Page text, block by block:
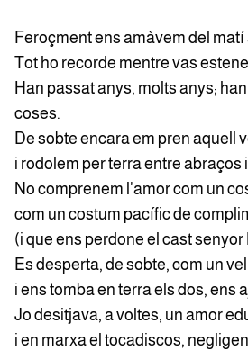
Feroçment ens amàvem del matí
Tot ho recorde mentre vas
Han passat anys, molts anys;
coses.
De sobte encara em pren aquell
i rodolem per terra entre abraços
No comprenem l'amor com un
com un costum pacífic de
(i que ens perdone el cast
Es desperta, de sobte, com un
i ens tomba en terra els dos, ens
Jo desitjava, a voltes, un amor
i en marxa el tocadiscos,